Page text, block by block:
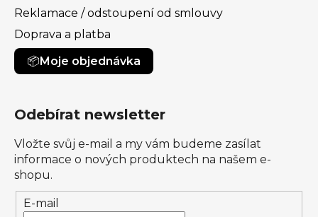
Reklamace / odstoupení od smlouvy
Doprava a platba
Moje objednávka
Odebírat newsletter
Vložte svůj e-mail a my vám budeme zasílat
informace o nových produktech na našem e-
shopu.
E-mail